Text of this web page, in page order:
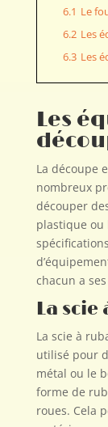
6.1 Le
6.2 Les
6.3 Les
Les
La découpe
nombreux
découper
plastique ou
chacun a
La scie
La scie à
utilisé pour
métal ou le
forme de
roues. Cela